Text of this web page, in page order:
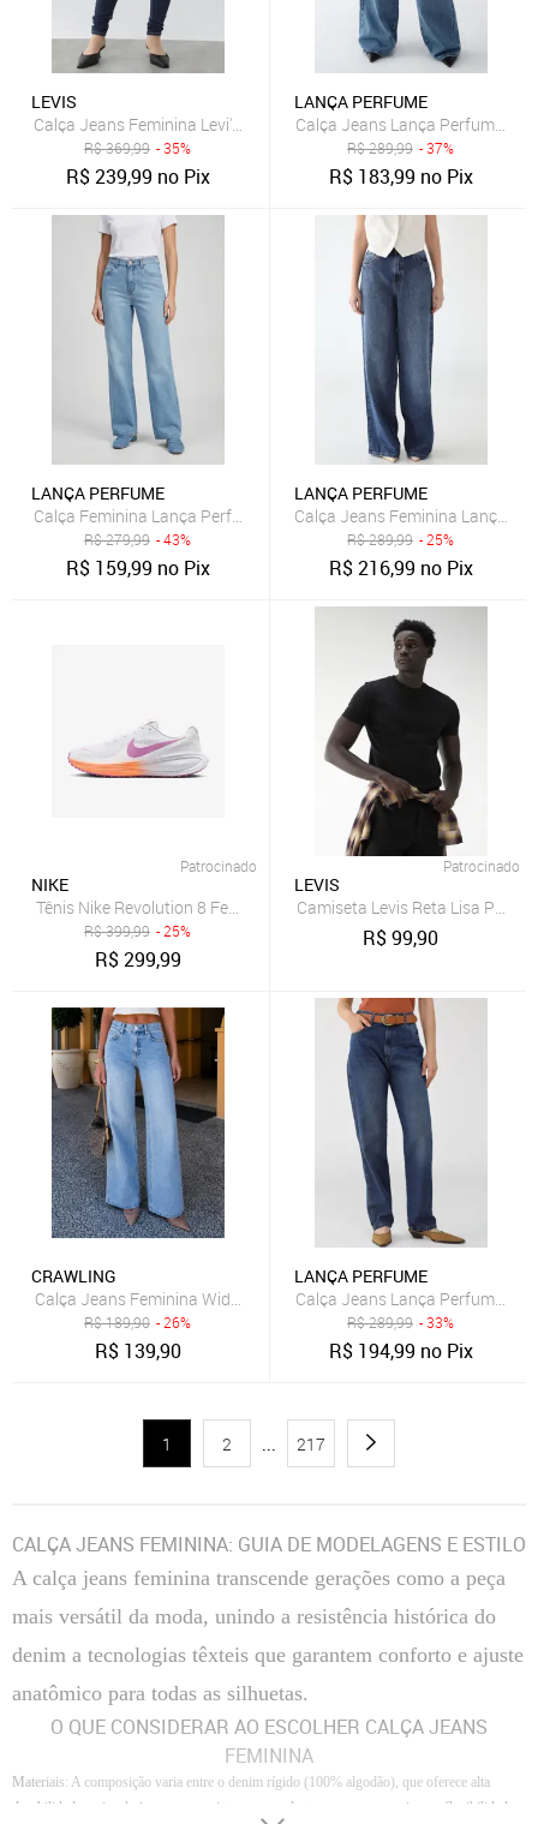
LEVIS
Calça Jeans Feminina Levi's 721 High Rise Skinny Azul Escuro
R$369,99 - 35%
R$239,99 no Pix
LANÇA PERFUME
Calça Jeans Lança Perfume
R$289,99 - 37%
R$ 183,99 no Pix
LANÇA PERFUME
Calça Feminina Lança Perfume Wide Leg Azul
R$279,99 - 43%
R$ 159,99 no Pix
LANÇA PERFUME
Calça Jeans Feminina Lança
R$289,99 - 25%
R$216,99 no Pix
Patrocinado
NIKE
Tênis Nike Revolution 8 Feminino
R$399,99 - 25%
R$299,99
Patrocinado
LEVIS
Camiseta Levis Reta Lisa Preta
R$99,90
CRAWLING
Calça Jeans Feminina Wide Leg Básica Lavagem Clara
R$189,90 - 26%
R$ 139,90
LANÇA PERFUME
Calça Jeans Lança Perfume
R$289,99 - 33%
R$ 194,99 no Pix
1 2 ... 217
CALÇA JEANS FEMININA: GUIA DE MODELAGENS E ESTILO
A calça jeans feminina transcende gerações como a peça
mais versátil da moda, unindo a resistência histórica do
denim a tecnologias têxteis que garantem conforto e ajuste
anatômico para todas as silhuetas.
O QUE CONSIDERAR AO ESCOLHER CALÇA JEANS
FEMININA
Materiais: A composição varia entre o denim rígido (100% algodão), que oferece alta
durabilidade e visual vintage, e as misturas com elastano, que proporcionam flexibilidade e